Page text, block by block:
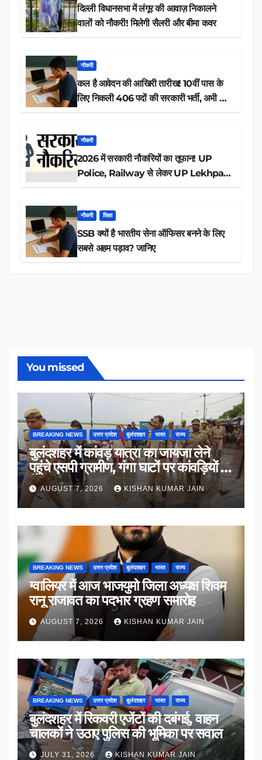
दिल्ली विधानसभा में लंगूर की आवाज़ निकालने
वालों को नौकरी! मिलेगी सैलरी और बीमा कवर
नौकरी
कल है आवेदन की आखिरी तारीख! 10वीं पास के
लिए निकली 406 पदों की सरकारी भर्ती, अभी करें
नौकरी
2026 में सरकारी नौकरियों का तूफान! UP
Police, Railway से लेकर UP Lekhpal
नौकरी शिक्षा
SSB क्यों है भारतीय सेना ऑफिसर बनने के लिए
सबसे अहम पड़ाव? जानिए
You missed
BREAKING NEWS उत्तर प्रदेश बुलंदशहर भारत राज्य
बुलंदशहर में कांवड़ यात्रा का जायजा लेने
पहुंचे एसपी ग्रामीण, गंगा घाटों पर कांवड़ियों से
किया संवाद
AUGUST 7, 2026 KISHAN KUMAR JAIN
BREAKING NEWS उत्तर प्रदेश बुलंदशहर भारत राज्य
ग्वालियर में आज भाजयुमो जिला अध्यक्ष शिवम
रानू राजावत का पदभार ग्रहण समारोह
AUGUST 7, 2026 KISHAN KUMAR JAIN
BREAKING NEWS उत्तर प्रदेश बुलंदशहर भारत राज्य
बुलंदशहर में रिकवरी एजेंटों की दबंगई, वाहन
चालकों ने उठाए पुलिस की भूमिका पर सवाल
JULY 31, 2026 KISHAN KUMAR JAIN